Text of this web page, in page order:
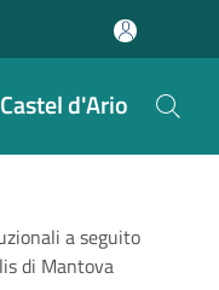
d'Ario
a seguito
di Mantova